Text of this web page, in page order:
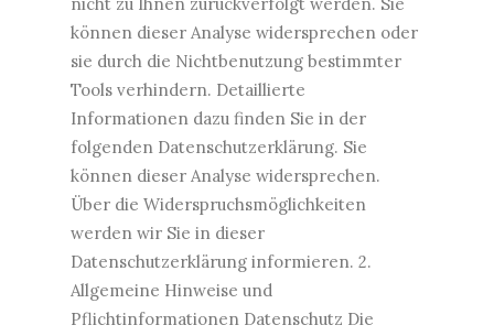
können dieser Analyse widersprechen oder
sie durch die Nichtbenutzung bestimmter
Tools verhindern. Detaillierte
Informationen dazu finden Sie in der
folgenden Datenschutzerklärung. Sie
können dieser Analyse widersprechen.
Über die Widerspruchsmöglichkeiten
werden wir Sie in dieser
Datenschutzerklärung informieren. 2.
Allgemeine Hinweise und
Pflichtinformationen Datenschutz Die